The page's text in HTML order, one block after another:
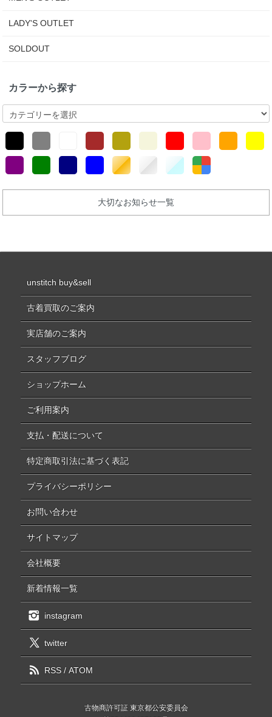
LADY'S OUTLET
SOLDOUT
カラーから探す
大切なお知らせ一覧
unstitch buy&sell
古着買取のご案内
実店舗のご案内
スタッフブログ
ショップホーム
ご利用案内
支払・配送について
特定商取引法に基づく表記
プライバシーポリシー
お問い合わせ
サイトマップ
会社概要
新着情報一覧
instagram
twitter
RSS/ ATOM
古物商許可証 東京都公安委員会